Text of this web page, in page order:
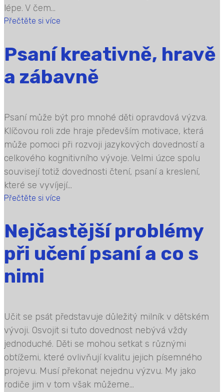
lépe. V čem...
Přečtěte si více
Psaní kreativně, hravě
a zábavně
Psaní může být pro mnohé děti opravdová výzva.
Klíčovou roli zde hraje především motivace, která
může pomoci při rozvoji jazykových dovedností a
celkového kognitivního vývoje. Velmi úzce spolu
souvisejí totiž dovednosti čtení, psaní a kreslení,
které se vyvíjejí...
Přečtěte si více
Nejčastější problémy
při učení psaní a co s
nimi
Učit se psát představuje důležitý milník v dětském
vývoji. Osvojit si tuto dovednost nebývá vždy
jednoduché. Děti se mohou setkat s různými
obtížemi, které ovlivňují kvalitu jejich písemného
projevu. Musí překonat nejednu výzvu. My jako
rodiče jim v tom však můžeme...